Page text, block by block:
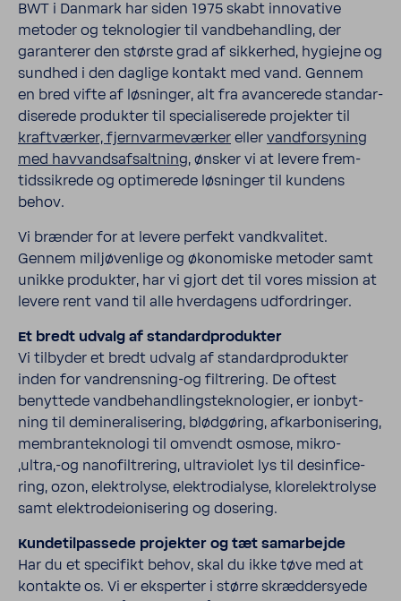
BWT i Danmark har siden 1975 skabt innova­tive
metoder og tekno­lo­gier til vand­be­hand­ling, der
garan­terer den største grad af sikkerhed, hygiejne og
sundhed i den daglige kontakt med vand. Gennem
en bred vifte af løsninger, alt fra avan­ce­rede stan­dar­
di­se­rede produkter til speci­a­li­se­rede projekter til
kraft­værker, fjern­var­me­værker eller vand­for­sy­ning
med havvands­af­salt­ning, ønsker vi at levere frem­
tids­sik­rede og opti­me­rede løsninger til kundens
behov.
Vi brænder for at levere perfekt vand­kva­litet.
Gennem miljø­ven­lige og økono­miske metoder samt
unikke produkter, har vi gjort det til vores mission at
levere rent vand til alle hver­da­gens udfor­dringer.
Et bredt udvalg af stan­dard­pro­dukter
Vi tilbyder et bredt udvalg af stan­dard­pro­dukter
inden for vandrensning-​og filtre­ring. De oftest
benyt­tede vand­be­hand­lings­tek­no­lo­gier, er ionbyt­
ning til demi­ne­ra­li­se­ring, blød­gø­ring, afkar­bo­ni­se­ring,
membran­tek­no­logi til omvendt osmose, mikro-​
,ultra,-og nano­fil­tre­ring, ultravi­olet lys til desin­fi­ce­
ring, ozon, elek­tro­lyse, elek­tro­di­a­lyse, klorelek­tro­lyse
samt elek­tro­deio­ni­se­ring og dose­ring.
Kunde­til­pas­sede projekter og tæt samar­bejde
Har du et speci­fikt behov, skal du ikke tøve med at
kontakte os. Vi er eksperter i større skræd­der­syede